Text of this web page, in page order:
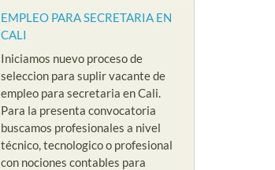
EMPLEO PARA SECRETARIA EN
CALI
Iniciamos nuevo proceso de
seleccion para suplir vacante de
empleo para secretaria en Cali.
Para la presenta convocatoria
buscamos profesionales a nivel
técnico, tecnologico o profesional
con nociones contables para